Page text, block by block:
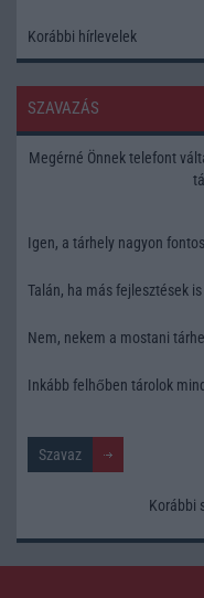
Korábbi hírlevelek
SZAVAZÁS
Megérné Önnek telefont
Igen, a tárhely nagyon fontos
Talán, ha más fejlesztések
Nem, nekem a mostani
Inkább felhőben tárolok
Korábbi